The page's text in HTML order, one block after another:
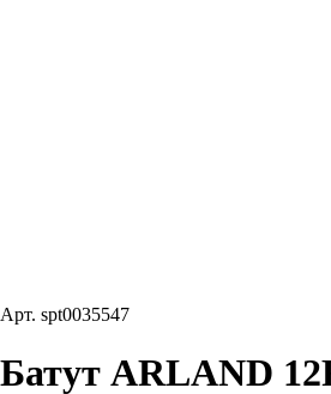
Арт. spt0035547
Батут ARLAND